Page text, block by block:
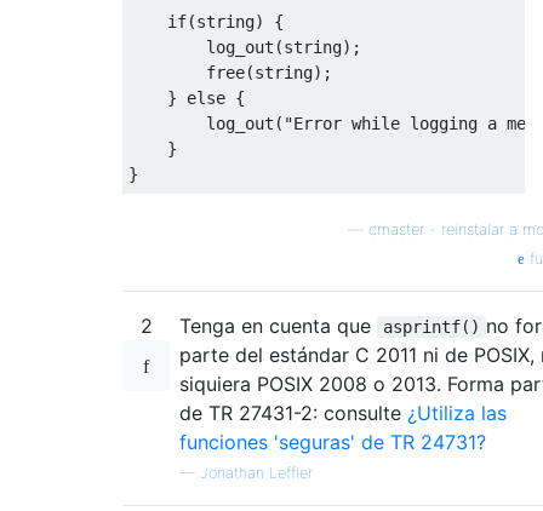
if(string)
{
        log_out
(string);
        free
(string);
}
else {
        log_out
( "Error while logging a
}
}
cmaster - reinstalar a
2 Tenga en cuenta que asprintf() no
parte del estándar C 2011 ni de POSIX,
siquiera POSIX 2008 o 2013. Forma
de TR 27431-2: consulte ¿Utiliza las
funciones 'seguras' de TR 24731?
— Jonathan Leffler